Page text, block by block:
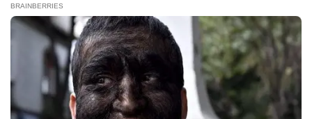
Тем временем Ольга Петровна занялась
стиркой. Пока стиральная машина работала,
она протирала пыль. Спокойно, буднично она
сообщила, что половина цветов завяла, и
пришлось их выбросить. Владимир удивился.
Это было не похоже на мать! Она никогда не
предлагала помощь по хозяйству, а тут